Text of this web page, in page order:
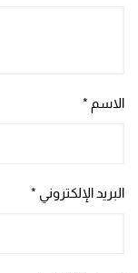
الاسم *
البريد الإلكتروني *